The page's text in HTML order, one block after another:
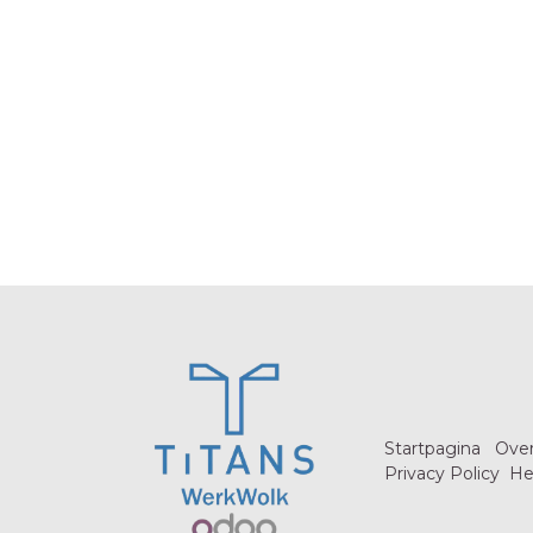
Startpagina
Privacy Policy